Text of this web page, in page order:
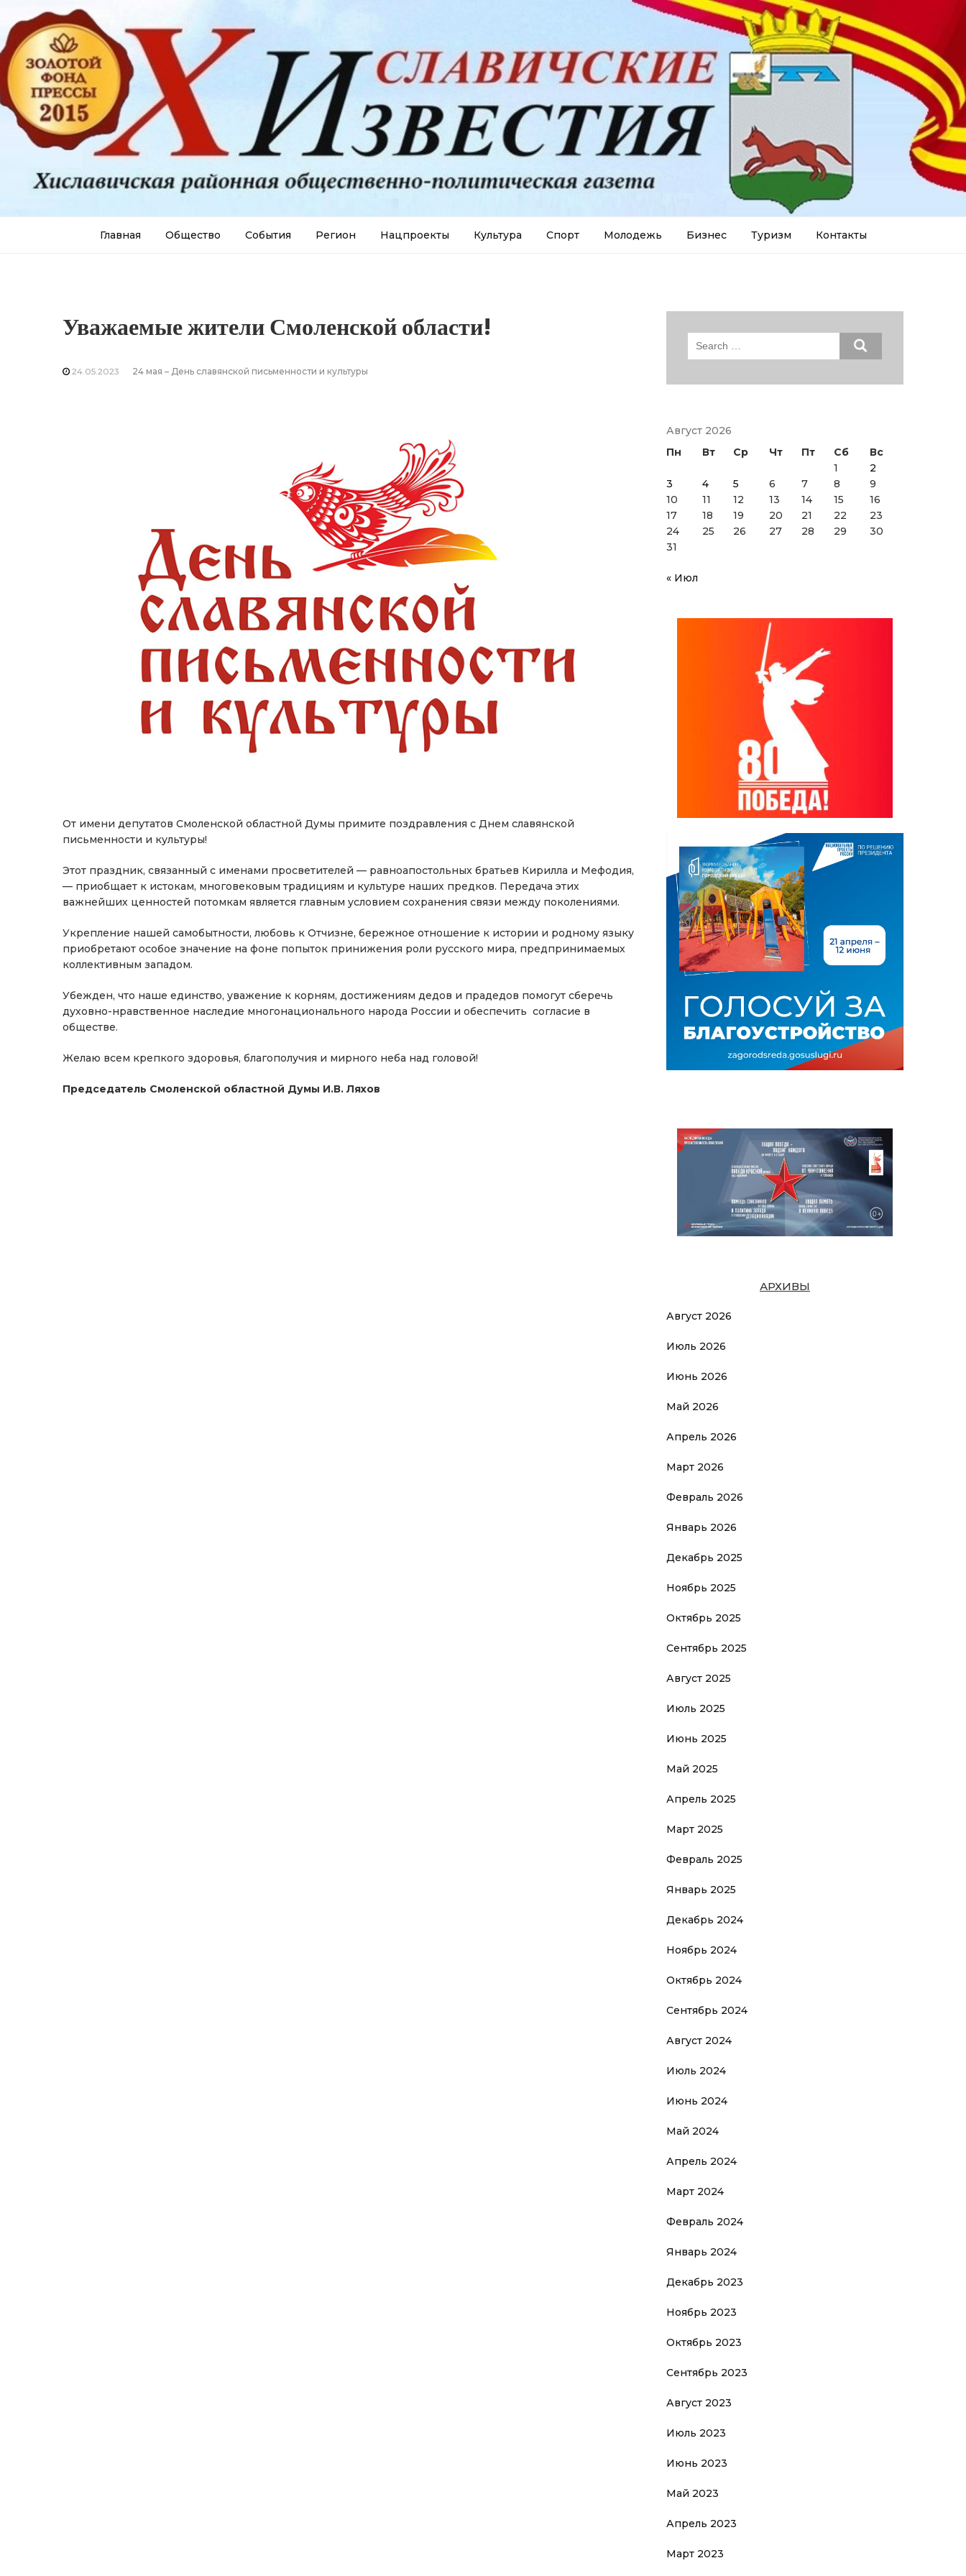
Главная Общество События Регион Нацпроекты Культура Спорт Молодежь Бизнес Туризм Контакты
Уважаемые жители Смоленской области!
24.05.2023 24 мая – День славянской письменности и культуры
От имени депутатов Смоленской областной Думы примите поздравления с Днем славянской
письменности и культуры!
Этот праздник, связанный с именами просветителей — равноапостольных братьев Кирилла и Мефодия,
— приобщает к истокам, многовековым традициям и культуре наших предков. Передача этих
важнейших ценностей потомкам является главным условием сохранения связи между поколениями.
Укрепление нашей самобытности, любовь к Отчизне, бережное отношение к истории и родному языку
приобретают особое значение на фоне попыток принижения роли русского мира, предпринимаемых
коллективным западом.
Убежден, что наше единство, уважение к корням, достижениям дедов и прадедов помогут сберечь
духовно-нравственное наследие многонационального народа России и обеспечить согласие в
обществе.
Желаю всем крепкого здоровья, благополучия и мирного неба над головой!
Председатель Смоленской областной Думы И.В. Ляхов
Search
Август 2026
Пн
Вт Ср Чт Пт Сб
Вс
1
2
3
4 5 6 7 8
9
10
11 12 13 14 15
16
17
18 19 20 21 22
23
24
25 26 27 28 29
30
31
« Июл
АРХИВЫ
Август 2026
Июль 2026
Июнь 2026
Май 2026
Апрель 2026
Март 2026
Февраль 2026
Январь 2026
Декабрь 2025
Ноябрь 2025
Октябрь 2025
Сентябрь 2025
Август 2025
Июль 2025
Июнь 2025
Май 2025
Апрель 2025
Март 2025
Февраль 2025
Январь 2025
Декабрь 2024
Ноябрь 2024
Октябрь 2024
Сентябрь 2024
Август 2024
Июль 2024
Июнь 2024
Май 2024
Апрель 2024
Март 2024
Февраль 2024
Январь 2024
Декабрь 2023
Ноябрь 2023
Октябрь 2023
Сентябрь 2023
Август 2023
Июль 2023
Июнь 2023
Май 2023
Апрель 2023
Март 2023